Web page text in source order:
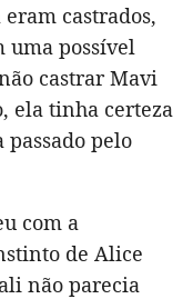
eram castrados,
uma possível
castrar Mavi
ela tinha certeza
passado pelo
com a
de Alice
não parecia